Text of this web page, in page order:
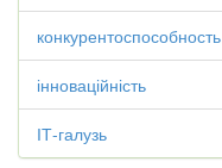
конкурентоспособность
інноваційність
ІТ-галузь